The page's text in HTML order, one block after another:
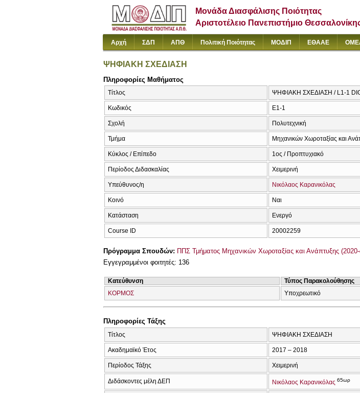
Μονάδα Διασφάλισης Ποιότητας
Αριστοτέλειο Πανεπιστήμιο
Αρχή ΣΔΠ ΑΠΘ Πολιτική Ποιότητας ΜΟΔΙΠ ΕΘΑΑΕ
ΨΗΦΙΑΚΗ ΣΧΕΔΙΑΣΗ
Πληροφορίες Μαθήματος
Τίτλος ΨΗΦΙΑΚΗ ΣΧΕΔΙΑΣΗ / L1-1
Κωδικός Ε1-1
Σχολή Πολυτεχνική
Τμήμα Μηχανικών Χωροταξίας και
Κύκλος / Επίπεδο 1ος / Προπτυχιακό
Περίοδος Διδασκαλίας Χειμερινή
Υπεύθυνος/η Νικόλαος Καρανικόλας
Κοινό Ναι
Κατάσταση Ενεργό
Course ID 20002259
Πρόγραμμα Σπουδών: ΠΠΣ Τμήματος Μηχανικών Χωροταξίας και Ανάπτυξης
Εγγεγραμμένοι φοιτητές: 136
Κατεύθυνση Τύπος Παρακολούθησης
ΚΟΡΜΟΣ
Υποχρεωτικό
Πληροφορίες Τάξης
Τίτλος ΨΗΦΙΑΚΗ ΣΧΕΔΙΑΣΗ
Ακαδημαϊκό Έτος 2017 – 2018
Περίοδος Τάξης Χειμερινή
Διδάσκοντες μέλη ΔΕΠ Νικόλαος Καρανικόλας 65ωρ